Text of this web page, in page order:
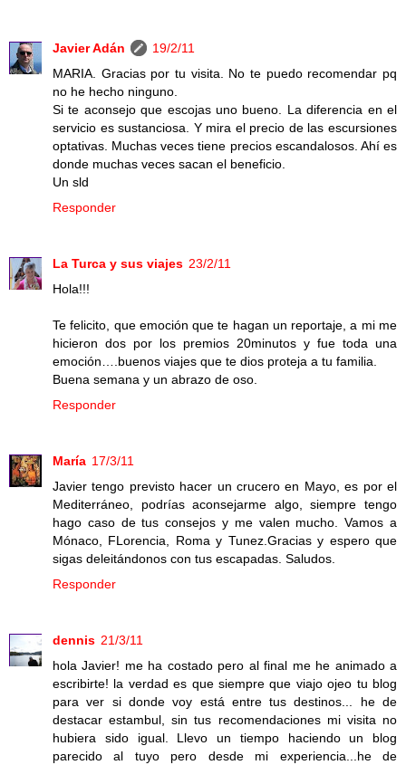
Javier Adán
19/2/11
MARIA. Gracias por tu visita. No te puedo recomendar pq
no he hecho ninguno.
Si te aconsejo que escojas uno bueno. La diferencia en el
servicio es sustanciosa. Y mira el precio de las escursiones
optativas. Muchas veces tiene precios escandalosos. Ahí es
donde muchas veces sacan el beneficio.
Un sld
Responder
La Turca y sus viajes 23/2/11
Hola!!!
Te felicito, que emoción que te hagan un reportaje, a mi me
hicieron dos por los premios 20minutos y fue toda una
emoción….buenos viajes que te dios proteja a tu familia.
Buena semana y un abrazo de oso.
Responder
María 17/3/11
Javier tengo previsto hacer un crucero en Mayo, es por el
Mediterráneo, podrías aconsejarme algo, siempre tengo
hago caso de tus consejos y me valen mucho. Vamos a
Mónaco, FLorencia, Roma y Tunez.Gracias y espero que
sigas deleitándonos con tus escapadas. Saludos.
Responder
dennis 21/3/11
hola Javier! me ha costado pero al final me he animado a
escribirte! la verdad es que siempre que viajo ojeo tu blog
para ver si donde voy está entre tus destinos... he de
destacar estambul, sin tus recomendaciones mi visita no
hubiera sido igual. Llevo un tiempo haciendo un blog
parecido al tuyo pero desde mi experiencia...he de